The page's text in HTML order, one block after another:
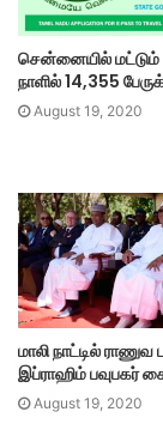
சென்னையில் மட்டும்
நாளில் 14,355
August 19, 2020
மாலி நாட்டில் ராணுவ
இப்ராஹிம் பவுபகர்
August 19, 2020